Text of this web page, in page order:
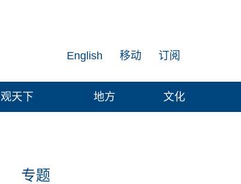
订阅
移动
English
观天下 地方 文化
专题